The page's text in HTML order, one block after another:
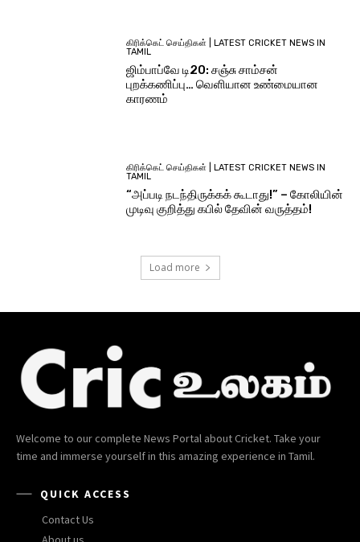
கிரிக்கெட் செய்திகள் | LATEST CRICKET NEWS IN
TAMIL
ஜிம்பாப்வே டி20: சஞ்சு சாம்சன்
புறக்கணிப்பு… வெளியான உண்மையான
காரணம்
கிரிக்கெட் செய்திகள் | LATEST CRICKET NEWS IN
TAMIL
“அப்படி நடந்திருக்கக் கூடாது!” – கோலியின்
முடிவு குறித்து கபில் தேவின் வருத்தம்!
Load more
Welcome to our complete News Portal about Cricket. Take your
time and immerse yourself in this amazing experience in Tamil.
QUICK ACCESS
Contact Us